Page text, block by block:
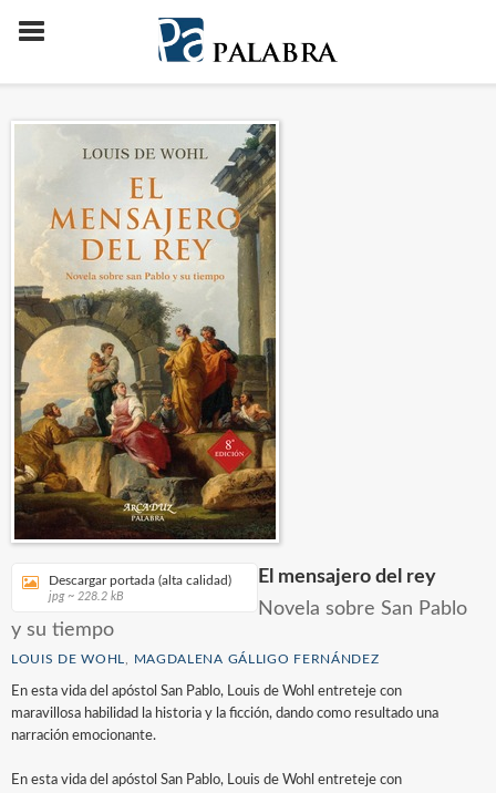
Descargar portada (alta calidad)
jpg ~ 228.2 kB
El mensajero del rey
Novela sobre San Pablo
y su tiempo
LOUIS DE WOHL MAGDALENA GÁLLIGO FERNÁNDEZ
En esta vida del apóstol San Pablo, Louis de Wohl entreteje con
maravillosa habilidad la historia y la ficción, dando como resultado una
narración emocionante.
En esta vida del apóstol San Pablo, Louis de Wohl entreteje con